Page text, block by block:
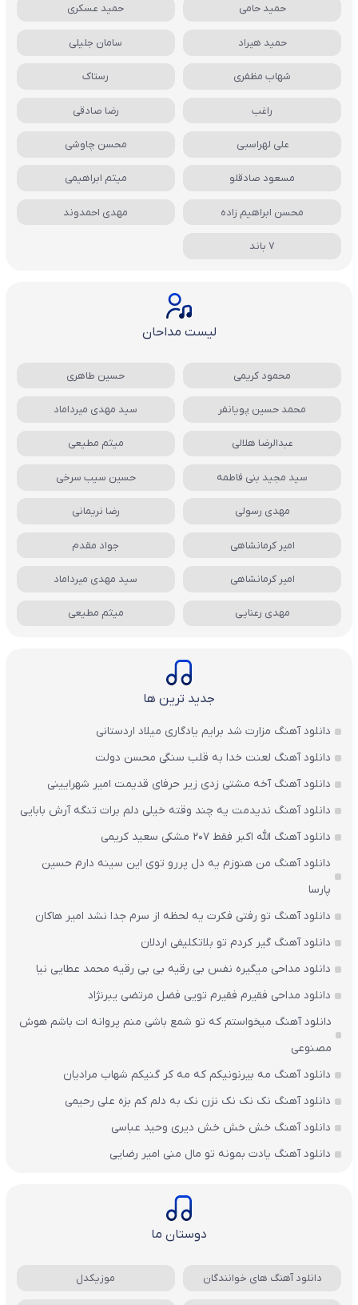
حمید حامی حمید عسکری
حمید هیراد سامان جلیلی
شهاب مظفری رستاک
راغب رضا صادقی
علی لهراسبی محسن چاوشی
مسعود صادقلو میثم ابراهیمی
محسن ابراهیم زاده مهدی احمدوند
7 باند
لیست مداحان
محمود کریمی حسین طاهری
محمد حسین پویانفر سید مهدی میرداماد
عبدالرضا هلالی میثم مطیعی
سید مجید بنی فاطمه حسین سیب سرخی
مهدی رسولی رضا نریمانی
امیر کرمانشاهی جواد مقدم
امیر کرمانشاهی سید مهدی میرداماد
مهدی رعنایی میثم مطیعی
جدید ترین ها
دانلود آهنگ مزارت شد برایم یادگاری میلاد اردستانی
دانلود آهنگ لعنت خدا به قلب سنگی محسن دولت
دانلود آهنگ آخه مشتی زدی زیر حرفای قدیمت امیر شهرایینی
دانلود آهنگ ندیدمت یه چند وقته خیلی دلم برات تنگه آرش بابایی
دانلود آهنگ الله اکبر فقط 207 مشکی سعید کریمی
دانلود آهنگ من هنوزم یه دل پررو توی این سینه دارم حسین
پارسا
دانلود آهنگ تو رفتی فکرت یه لحظه از سرم جدا نشد امیر هاکان
دانلود آهنگ گیر کردم تو بلاتکلیفی اردلان
دانلود مداحی میگیره نفس بی رقیه بی بی رقیه محمد عطایی نیا
دانلود مداحی فقیرم فقیرم تویی فضل مرتضی یبرنژاد
دانلود آهنگ میخواستم که تو شمع باشی منم پروانه ات باشم هوش
مصنوعی
دانلود آهنگ مه بیرنونیکم که مه کر گنیکم شهاب مرادیان
دانلود آهنگ نک نک نک نزن نک به دلم کم بزه علی رحیمی
دانلود آهنگ خش خش خش دیری وحید عباسی
دانلود آهنگ یادت بمونه تو مال منی امیر رضایی
دوستان ما
دانلود آهنگ های خوانندگان موزیکدل